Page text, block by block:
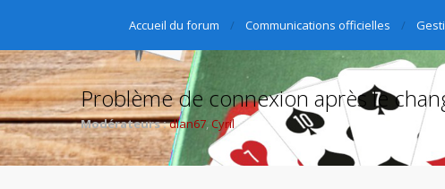
Accueil du forum Communications officielles
Problème de connexion après le
Modérateurs :dlan67, Cyril